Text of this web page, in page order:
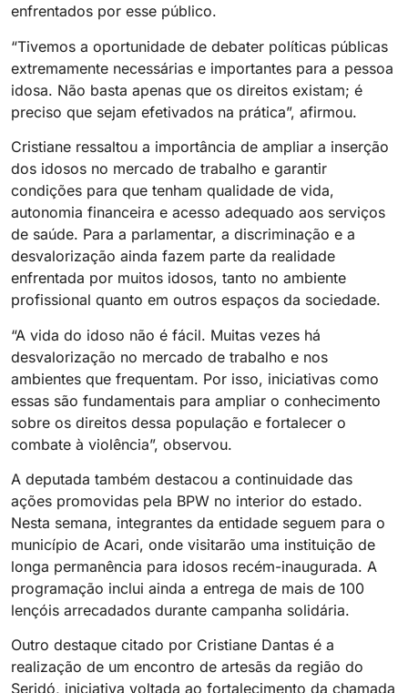
enfrentados por esse público.
“Tivemos a oportunidade de debater políticas públicas
extremamente necessárias e importantes para a pessoa
idosa. Não basta apenas que os direitos existam; é
preciso que sejam efetivados na prática”, afirmou.
Cristiane ressaltou a importância de ampliar a inserção
dos idosos no mercado de trabalho e garantir
condições para que tenham qualidade de vida,
autonomia financeira e acesso adequado aos serviços
de saúde. Para a parlamentar, a discriminação e a
desvalorização ainda fazem parte da realidade
enfrentada por muitos idosos, tanto no ambiente
profissional quanto em outros espaços da sociedade.
“A vida do idoso não é fácil. Muitas vezes há
desvalorização no mercado de trabalho e nos
ambientes que frequentam. Por isso, iniciativas como
essas são fundamentais para ampliar o conhecimento
sobre os direitos dessa população e fortalecer o
combate à violência”, observou.
A deputada também destacou a continuidade das
ações promovidas pela BPW no interior do estado.
Nesta semana, integrantes da entidade seguem para o
município de Acari, onde visitarão uma instituição de
longa permanência para idosos recém-inaugurada. A
programação inclui ainda a entrega de mais de 100
lençóis arrecadados durante campanha solidária.
Outro destaque citado por Cristiane Dantas é a
realização de um encontro de artesãs da região do
Seridó, iniciativa voltada ao fortalecimento da chamada